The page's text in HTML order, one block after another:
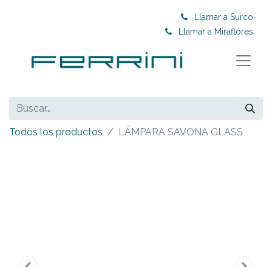
Llamar a Surco
Llamar a Miraflores
Todos los productos LÁMPARA SAVONA GLASS